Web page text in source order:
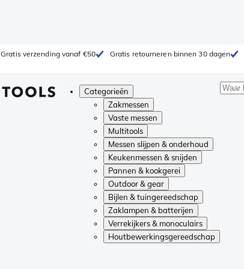
Gratis verzending vanaf €50 Gratis retourneren binnen 30 dagen
Categorieën
Zakmessen
Vaste messen
Multitools
Messen slijpen & onderhoud
Keukenmessen & snijden
Pannen & kookgerei
Outdoor & gear
Bijlen & tuingereedschap
Zaklampen & batterijen
Verrekijkers & monoculairs
Houtbewerkingsgereedschap